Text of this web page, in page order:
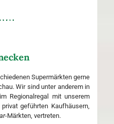
Supermärkten gerne
Wir sind unter anderem in
im Regionalregal mit unserem
geführten Kaufhäusern,
-Märkten, vertreten.